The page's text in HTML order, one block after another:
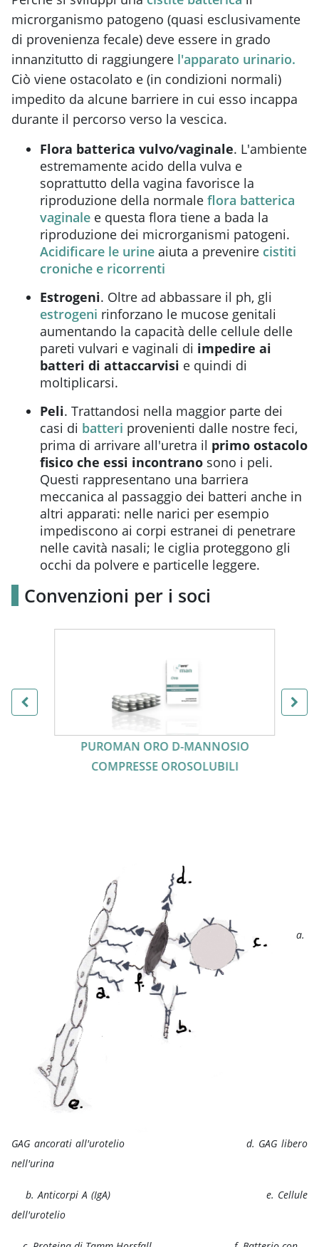
microrganismo patogeno (quasi esclusivamente
di provenienza fecale) deve essere in grado
innanzitutto di raggiungere l'apparato urinario.
Ciò viene ostacolato e (in condizioni normali)
impedito da alcune barriere in cui esso incappa
durante il percorso verso la vescica.
Flora batterica vulvo/vaginale. L'ambiente
estremamente acido della vulva e
soprattutto della vagina favorisce la
riproduzione della normale flora batterica
vaginale e questa flora tiene a bada la
riproduzione dei microrganismi patogeni.
Acidificare le urine aiuta a prevenire cistiti
croniche e ricorrenti
Estrogeni. Oltre ad abbassare il ph, gli
estrogeni rinforzano le mucose genitali
aumentando la capacità delle cellule delle
pareti vulvari e vaginali di impedire ai
batteri di attaccarvisi e quindi di
moltiplicarsi.
Peli. Trattandosi nella maggior parte dei
casi di batteri provenienti dalle nostre feci,
prima di arrivare all'uretra il primo ostacolo
fisico che essi incontrano sono i peli.
Questi rappresentano una barriera
meccanica al passaggio dei batteri anche in
altri apparati: nelle narici per esempio
impediscono ai corpi estranei di penetrare
nelle cavità nasali; le ciglia proteggono gli
occhi da polvere e particelle leggere.
Convenzioni per i soci
PUROMAN ORO D-MANNOSIO
COMPRESSE OROSOLUBILI
a.
GAG ancorati all'urotelio d. GAG libero
nell'urina
b. Anticorpi A (IgA) e. Cellule
dell'urotelio